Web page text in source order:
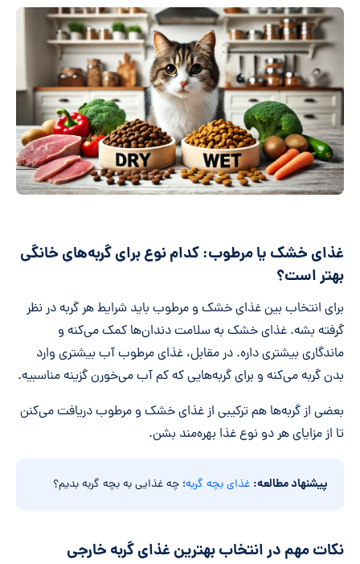
غذای خشک یا مرطوب: کدام نوع برای گربه‌های خانگی
بهتر است؟
برای انتخاب بین غذای خشک و مرطوب باید شرایط هر گربه در نظر
گرفته بشه. غذای خشک به سلامت دندان‌ها کمک می‌کنه و
ماندگاری بیشتری داره. در مقابل، غذای مرطوب آب بیشتری وارد
بدن گربه می‌کنه و برای گربه‌هایی که کم آب می‌خورن گزینه مناسبیه.
بعضی از گربه‌ها هم ترکیبی از غذای خشک و مرطوب دریافت می‌کنن
تا از مزایای هر دو نوع غذا بهره‌مند بشن.
پیشنهاد مطالعه: غذای بچه گربه؛ چه غذایی به بچه گربه بدیم؟
نکات مهم در انتخاب بهترین غذای گربه خارجی